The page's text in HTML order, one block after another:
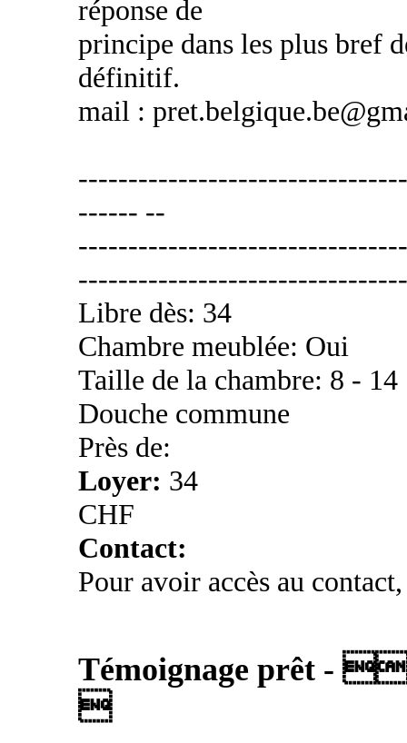
réponse de
principe dans les plus bref
définitif.
mail :
------ --
Libre dès: 34
Chambre meublée: Oui
Taille de la chambre: 8 -
Douche commune
Près de:
Loyer: 34
CHF
Contact:
Pour avoir accès au
Témoignage prêt -
